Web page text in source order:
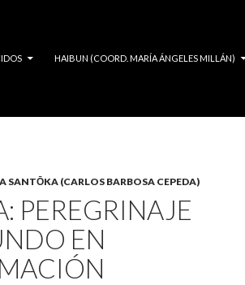
HAIBUN (COORD. MARÍA ÁNGELES MILLÁN)
SANTŌKA (CARLOS BARBOSA CEPEDA)
PEREGRINAJE
EN